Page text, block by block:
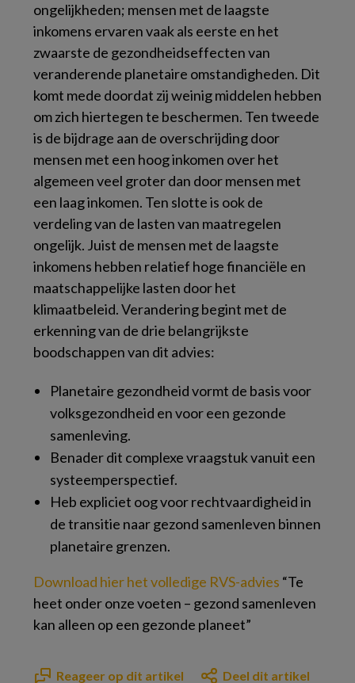
ongelijkheden; mensen met de laagste
inkomens ervaren vaak als eerste en het
zwaarste de gezondheidseffecten van
veranderende planetaire omstandigheden. Dit
komt mede doordat zij weinig middelen hebben
om zich hiertegen te beschermen. Ten tweede
is de bijdrage aan de overschrijding door
mensen met een hoog inkomen over het
algemeen veel groter dan door mensen met
een laag inkomen. Ten slotte is ook de
verdeling van de lasten van maatregelen
ongelijk. Juist de mensen met de laagste
inkomens hebben relatief hoge financiële en
maatschappelijke lasten door het
klimaatbeleid. Verandering begint met de
erkenning van de drie belangrijkste
boodschappen van dit advies:
Planetaire gezondheid vormt de basis voor
volksgezondheid en voor een gezonde
samenleving.
Benader dit complexe vraagstuk vanuit een
systeemperspectief.
Heb expliciet oog voor rechtvaardigheid in
de transitie naar gezond samenleven binnen
planetaire grenzen.
Download hier het volledige RVS-advies “Te
heet onder onze voeten – gezond samenleven
kan alleen op een gezonde planeet”
Reageer op dit artikel Deel dit artikel